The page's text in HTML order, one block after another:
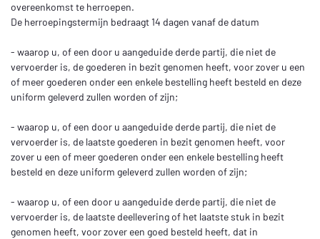
overeenkomst te herroepen.
De herroepingstermijn bedraagt 14 dagen vanaf de datum
- waarop u, of een door u aangeduide derde partij, die niet de
vervoerder is, de goederen in bezit genomen heeft, voor zover u een
of meer goederen onder een enkele bestelling heeft besteld en deze
uniform geleverd zullen worden of zijn;
- waarop u, of een door u aangeduide derde partij, die niet de
vervoerder is, de laatste goederen in bezit genomen heeft, voor
zover u een of meer goederen onder een enkele bestelling heeft
besteld en deze uniform geleverd zullen worden of zijn;
- waarop u, of een door u aangeduide derde partij, die niet de
vervoerder is, de laatste deellevering of het laatste stuk in bezit
genomen heeft, voor zover een goed besteld heeft, dat in